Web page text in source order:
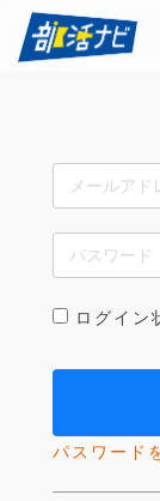
ログイン
パスワード